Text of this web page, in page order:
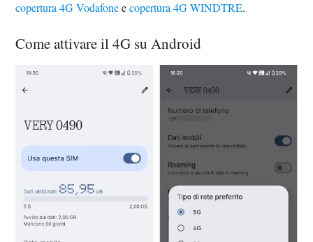
copertura 4G Vodafoneecopertura 4G WINDTRE.
Come attivare il 4G su Android